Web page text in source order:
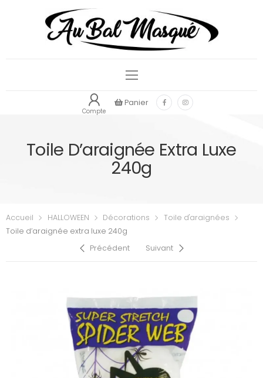
Compte
Panier
Toile D’araignée Extra Luxe
240g
Accueil HALLOWEEN Décorations
Toile d'araignées
Toile d’araignée extra luxe 240g
Précédent
Suivant